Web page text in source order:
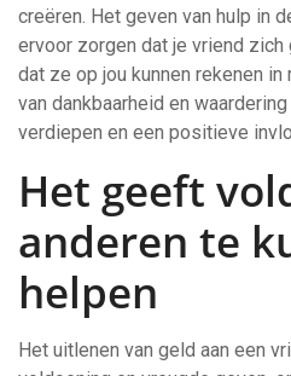
creëren. Het geven van hulp in
ervoor zorgen dat je vriend
dat ze op jou kunnen rekenen
van dankbaarheid en
verdiepen en een positieve
Het geeft
anderen te
helpen
Het uitlenen van geld aan een